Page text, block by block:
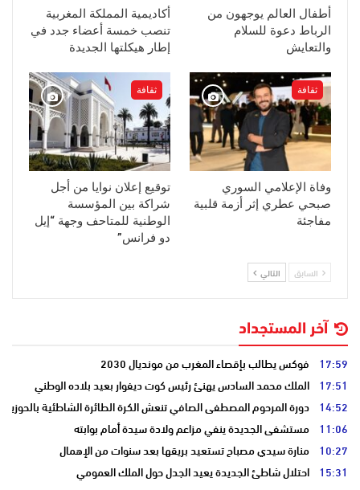
أطفال العالم يوجهون من
الرباط دعوة للسلام
والتعايش
أكاديمية المملكة المغربية
تنصب خمسة أعضاء جدد في
إطار هيكلتها الجديدة
ثقافة
وفاة الإعلامي السوري
صبحي عطري إثر أزمة قلبية
مفاجئة
ثقافة
توقيع إعلان نوايا من أجل
شراكة بين المؤسسة
الوطنية للمتاحف وجهة “إيل
دو فرانس”
السابق التالي
آخر المستجداد
17:59 فوكس يطالب بإقصاء المغرب من مونديال 2030
17:51 الملك محمد السادس يهنئ رئيس كوت ديفوار بعيد بلاده الوطني
14:52 دورة المرحوم المصطفى الصافي تنعش الكرة الطائرة الشاطئية بالحوزية
11:06 مستشفى الجديدة ينفي مزاعم ولادة سيدة أمام بوابته
10:27 منارة سيدي مصباح تستعيد بريقها بعد سنوات من الإهمال
15:31 احتلال شاطئ الجديدة يعيد الجدل حول الملك العمومي